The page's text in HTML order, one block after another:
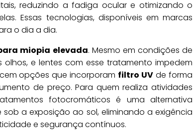
reduzindo a fadiga ocular e otimizando o
Essas tecnologias, disponíveis em marcas
o dia a dia.
miopia elevada. Mesmo em condições de
e lentes com esse tratamento impedem
opções que incorporam filtro UV de forma
de preço. Para quem realiza atividades
fotocromáticos é uma alternativa
a exposição ao sol, eliminando a exigência
e segurança contínuos.